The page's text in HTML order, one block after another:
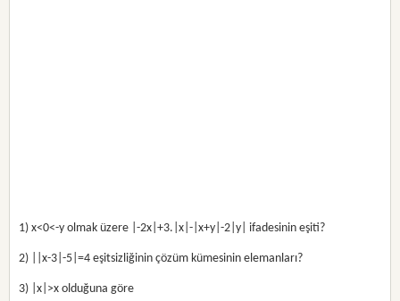
1) x<0<-y olmak üzere |-2x|+3.|x|-|x+y|-2|y| ifadesinin eşiti?
2) ||x-3|-5|=4 eşitsizliğinin çözüm kümesinin elemanları?
3) |x|>x olduğuna göre